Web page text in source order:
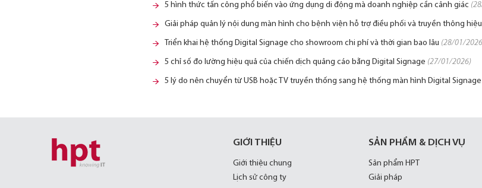
5 hình thức tấn công phổ biến vào ứng dụng di động mà doanh nghiệp cần cảnh giác
Giải pháp quản lý nội dung màn hình cho bệnh viện hỗ trợ điều phối và truyền thông
Triển khai hệ thống Digital Signage cho showroom chi phí và thời gian bao lâu (28/01/
5 chỉ số đo lường hiệu quả của chiến dịch quảng cáo bằng Digital Signage (27/01/2026)
5 lý do nên chuyển từ USB hoặc TV truyền thống sang hệ thống màn hình Digital Signage
GIỚI THIỆU
Giới thiệu chung
Lịch sử công ty
SẢN PHẨM & DỊCH VỤ
Sản phẩm HPT
Giải pháp